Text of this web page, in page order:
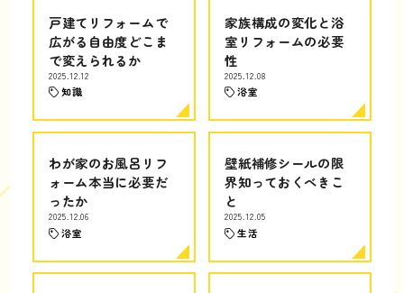
戸建てリフォームで
広がる自由度どこま
で変えられるか
2025.12.12
知識
家族構成の変化と浴
室リフォームの必要
性
2025.12.08
浴室
わが家のお風呂リフ
ォーム本当に必要だ
ったか
2025.12.06
浴室
壁紙補修シールの限
界知っておくべきこ
と
2025.12.05
生活